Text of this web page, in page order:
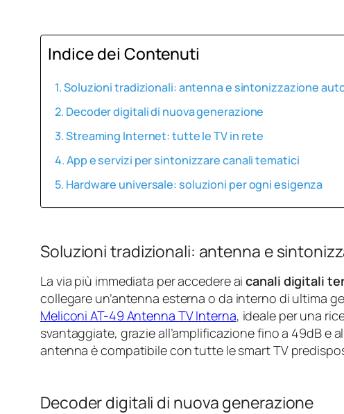
Indice dei Contenuti
Soluzioni tradizionali: antenna e sintonizzazione
Decoder digitali di nuova generazione
Streaming Internet: tutte le TV in rete
App e servizi per sintonizzare canali tematici
Hardware universale: soluzioni per ogni esigenza
Soluzioni tradizionali: antenna e
La via più immediata per accedere aicanali digitali
collegare un’antenna esterna o da interno di ultima
Meliconi AT-49 Antenna TV Interna, ideale per una
svantaggiate, grazie all’amplificazione fino a 49dB e
antenna è compatibile con tutte le smart TV
Decoder digitali di nuova generazione